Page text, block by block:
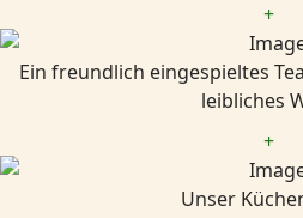
+
Ein freundlich eingespieltes
leibliches
+
Unser